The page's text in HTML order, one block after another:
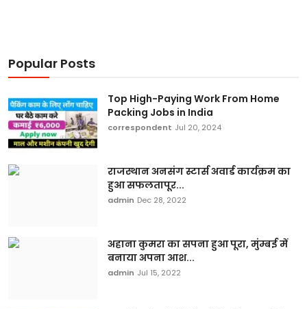
Popular Posts
Top High-Paying Work From Home
Packing Jobs in India
correspondent Jul 20, 2024
राजस्थान अनसंग स्टार्स अवार्ड कार्यक्रम का
हुआ सफलतापूर...
admin Dec 28, 2022
अहाना कुमरा का सपना हुआ पूरा, मुंम्बई में
बनाया अपना आश...
admin Jul 15, 2022